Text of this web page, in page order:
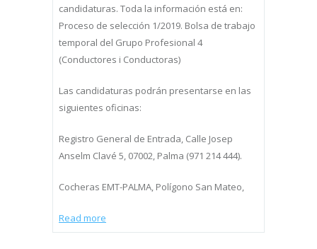
candidaturas. Toda la información está en:
Proceso de selección 1/2019. Bolsa de trabajo
temporal del Grupo Profesional 4
(Conductores i Conductoras)
Las candidaturas podrán presentarse en las
siguientes oficinas:
Registro General de Entrada, Calle Josep
Anselm Clavé 5, 07002, Palma (971 214 444).
Cocheras EMT-PALMA, Polígono San Mateo,
Read more